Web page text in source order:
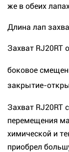
же в обеих
Длина лап
Захват RJ20RT
боковое
закрытие-
Захват RJ20RT
перемещения
химической и
приобрел